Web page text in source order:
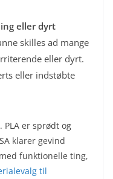
eller dyrt
skilles ad mange
eller dyrt.
eller indstøbte
er sprødt og
klarer gevind
funktionelle ting,
til